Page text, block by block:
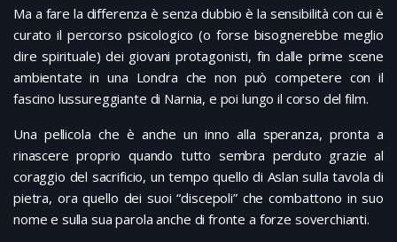
Ma a fare la differenza è senza dubbio è la sensibilità con cui è
curato il percorso psicologico (o forse bisognerebbe meglio
dire spirituale) dei giovani protagonisti, fin dalle prime scene
ambientate in una Londra che non può competere con il
fascino lussureggiante di Narnia, e poi lungo il corso del film.
Una pellicola che è anche un inno alla speranza, pronta a
rinascere proprio quando tutto sembra perduto grazie al
coraggio del sacrificio, un tempo quello di Aslan sulla tavola di
pietra, ora quello dei suoi “discepoli” che combattono in suo
nome e sulla sua parola anche di fronte a forze soverchianti.